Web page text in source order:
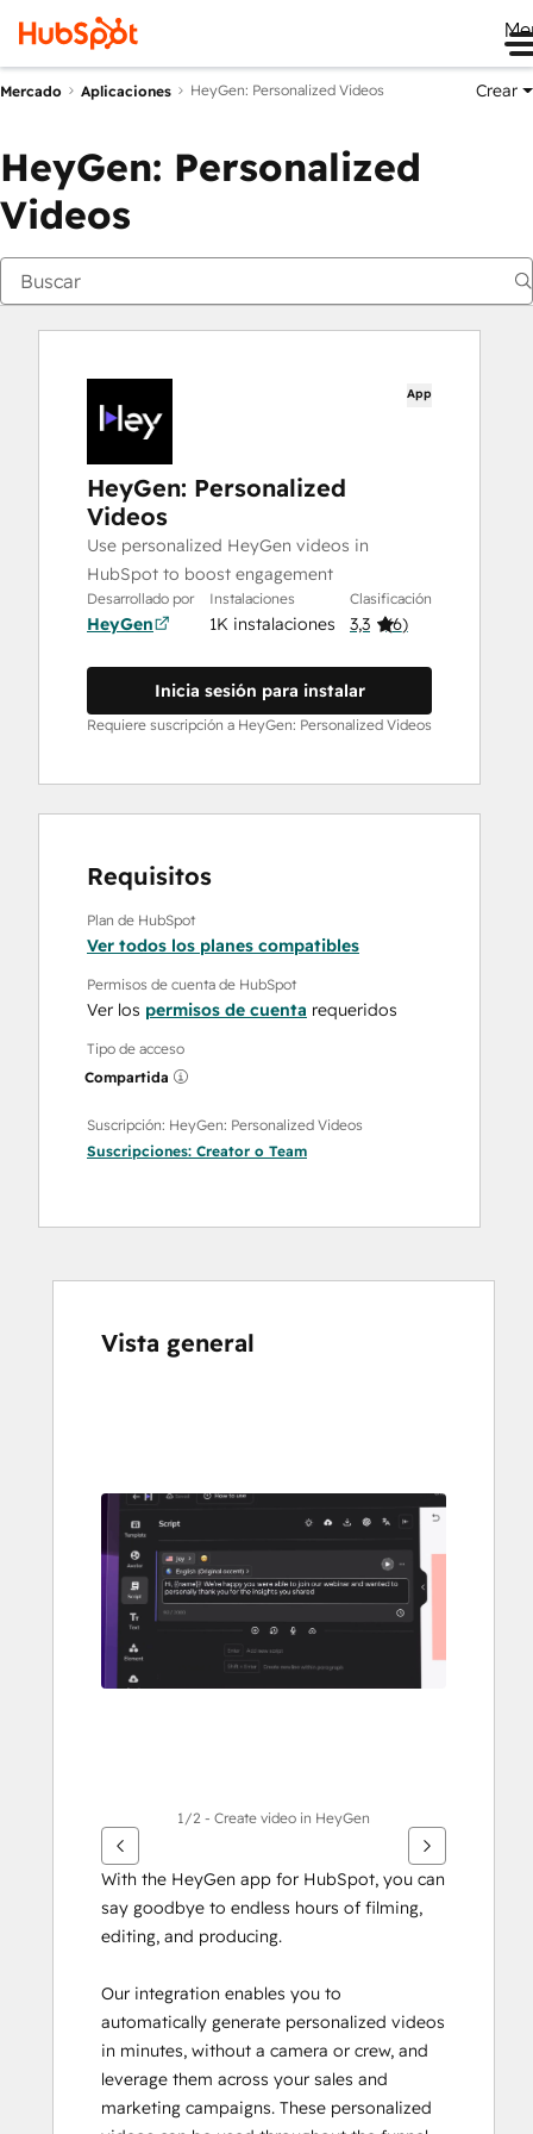
Mercado Aplicaciones HeyGen: Personalized Videos Crear
HeyGen: Personalized
Videos
App
HeyGen: Personalized
Videos
Use personalized HeyGen videos in
HubSpot to boost engagement
Desarrollado por
HeyGen
Instalaciones
1K instalaciones
Clasificación
3,3 (6)
Inicia sesión para instalar
Requiere suscripción a HeyGen: Personalized Videos
Requisitos
Plan de HubSpot
Ver todos los planes compatibles
Permisos de cuenta de HubSpot
Ver los permisos de cuenta requeridos
Tipo de acceso
Compartida
Suscripción: HeyGen: Personalized Videos
Suscripciones: Creator o Team
Vista general
flecha
para
ver
otros
elementos
1/2 - Create video in HeyGen
With the HeyGen app for HubSpot, you can
say goodbye to endless hours of filming,
editing, and producing.
Our integration enables you to
automatically generate personalized videos
in minutes, without a camera or crew, and
leverage them across your sales and
marketing campaigns. These personalized